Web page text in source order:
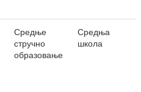
Средње
стручно
образовање
Средња
школа